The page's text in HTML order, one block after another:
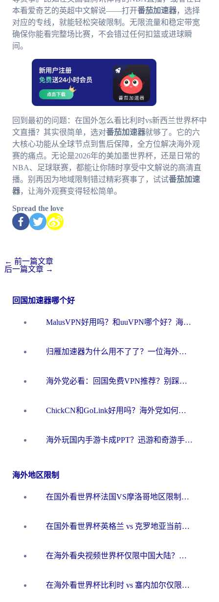
本看爱奇艺的英超中文解说——打开番茄加速器，选择
对应的专线，就能轻松突破限制。无限流量和稳定带宽
确保你能看完整场比赛，不会错过任何扣篮或进球瞬
间。
回到最初的问题：在国外怎么看比利时vs新西兰世界杯中
文直播？其实很简单，选对番茄加速器就够了。它的六
大核心功能从全球节点到售后保障，全方位解决海外观
赛的痛点。无论是2026年的美加墨世界杯，还是日常的
NBA、足球联赛，都能让你随时享受中文解说的高清直
播。别再因为地域限制错过精彩赛事了，试试番茄加速
器，让海外观赛变得轻松简单。
Spread the love
← 前一篇文章
后一篇文章 →
回国加速器哪个好
MalusVPN好用吗？和uuVPN哪个好？海外党无缝访问国内资源的真实对比与选择指南
归雁加速器为什么用不了了？一位海外游子的真实困惑与技术解答
海外党必看：回国免费VPN推荐？别踩坑！教你选对加速器无缝刷国内资源
ChickCN和GoLink好用吗？海外党如何选对回国加速器
海外玩国内手游卡成PPT？迅游和奇游手游哪个好？一篇讲透回国加速器怎么选
海外地区限制
在国外看世界杯法国VS摩洛哥地区限制？这篇指南让你流畅看中文解说无压力
在国外看世界杯英格兰 vs 克罗地亚当前地区不可播放？这篇指南帮你搞定所有海外观赛难题
在海外看央视频世界杯仅限中国大陆？这篇指南帮你解锁中文解说+无卡顿直播
在海外看世界杯比利时 vs 塞内加尔仅限中国大陆？我找到了最流畅的中文解说之路